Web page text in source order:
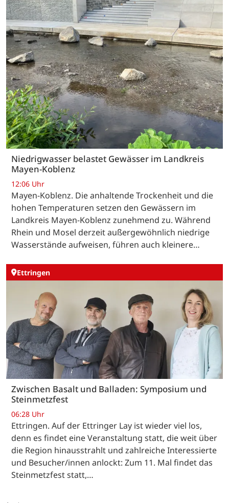
Niedrigwasser belastet Gewässer im Landkreis
Mayen-Koblenz
12:06 Uhr
Mayen-Koblenz. Die anhaltende Trockenheit und die
hohen Temperaturen setzen den Gewässern im
Landkreis Mayen-Koblenz zunehmend zu. Während
Rhein und Mosel derzeit außergewöhnlich niedrige
Wasserstände aufweisen, führen auch kleinere…
Ettringen
Zwischen Basalt und Balladen: Symposium und
Steinmetzfest
06:28 Uhr
Ettringen. Auf der Ettringer Lay ist wieder viel los,
denn es findet eine Veranstaltung statt, die weit über
die Region hinausstrahlt und zahlreiche Interessierte
und Besucher/innen anlockt: Zum 11. Mal findet das
Steinmetzfest statt,…